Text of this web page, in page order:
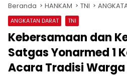
Beranda HANKAM TNI
ANGKATAN DARAT TNI
Kebersamaan dan
Satgas Yonarmed 1
Acara Tradisi Warga